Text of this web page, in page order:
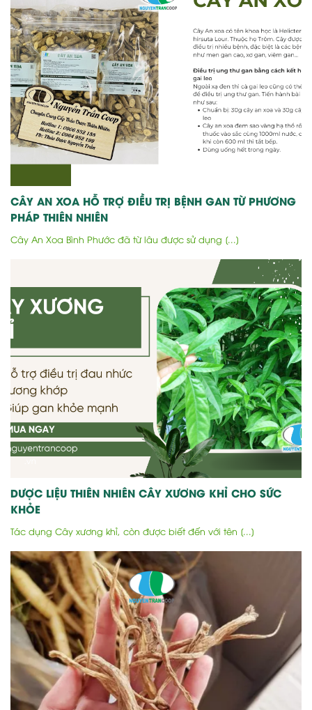
CÂY AN XOA HỖ TRỢ ĐIỀU TRỊ BỆNH GAN TỪ PHƯƠNG
PHÁP THIÊN NHIÊN
Cây An Xoa Bình Phước đã từ lâu được sử dụng [...]
DƯỢC LIỆU THIÊN NHIÊN CÂY XƯƠNG KHỈ CHO SỨC
KHỎE
Tác dụng Cây xương khỉ, còn được biết đến với tên [...]